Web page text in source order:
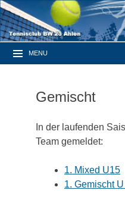
MENU
Gemischt
In der laufenden
Team gemeldet:
1. Mixed U15
1. Gemischt